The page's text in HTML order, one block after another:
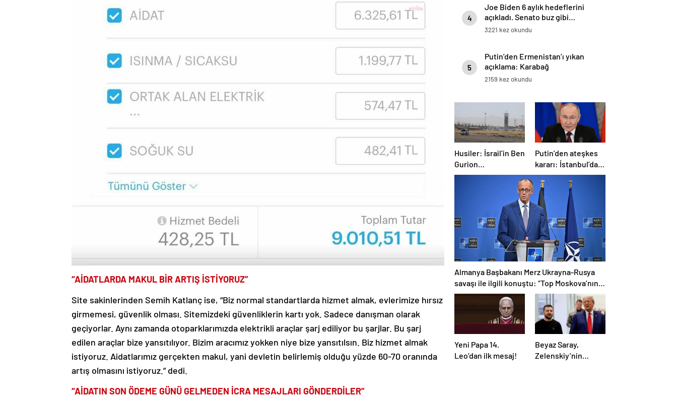
“AİDATLARDA MAKUL BİR ARTIŞ İSTİYORUZ”
Site sakinlerinden Semih Katlanç ise, “Biz normal standartlarda hizmet almak, evlerimize hırsız
girmemesi, güvenlik olması. Sitemizdeki güvenliklerin kartı yok. Sadece danışman olarak
geçiyorlar. Aynı zamanda otoparklarımızda elektrikli araçlar şarj ediliyor bu şarjlar. Bu şarj
edilen araçlar bize yansıtılıyor. Bizim aracımız yokken niye bize yansıtılsın. Biz hizmet almak
istiyoruz. Aidatlarımız gerçekten makul, yani devletin belirlemiş olduğu yüzde 60-70 oranında
artış olmasını istiyoruz.” dedi.
“AİDATIN SON ÖDEME GÜNÜ GELMEDEN İCRA MESAJLARI GÖNDERDİLER”
4
Joe Biden 6 aylık hedeflerini
açıkladı. Senato buz gibi…
3221 kez okundu
5
Putin’den Ermenistan’ı yıkan
açıklama: Karabağ
Azerbaycan’ın ayrılmaz bir
2159 kez okundu
Husiler: İsrail’in Ben
Gurion
Havalimanı’nı
hipersonik füzeyle
Putin’den ateşkes
kararı: İstanbul’da
görüşmelere
başlamayı
öneriyoruz
Almanya Başbakanı Merz Ukrayna-Rusya
savaşı ile ilgili konuştu: “Top Moskova’nın
sahasında”
Yeni Papa 14.
Leo’dan ilk mesaj!
Beyaz Saray,
Zelenskiy’nin